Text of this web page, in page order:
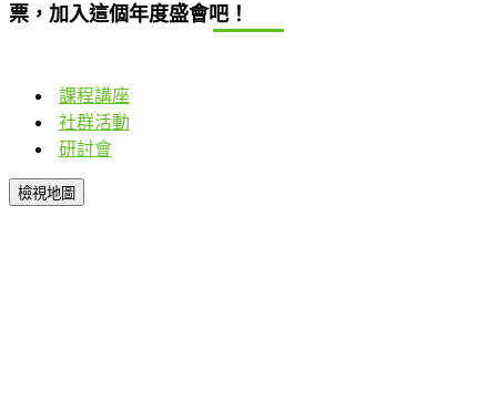
票，加入這個年度盛會吧！
課程講座
社群活動
研討會
檢視地圖